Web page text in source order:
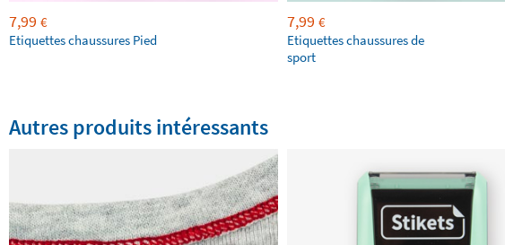
7,99 €
Etiquettes chaussures Pied
7,99 €
Etiquettes chaussures de
sport
Autres produits intéressants